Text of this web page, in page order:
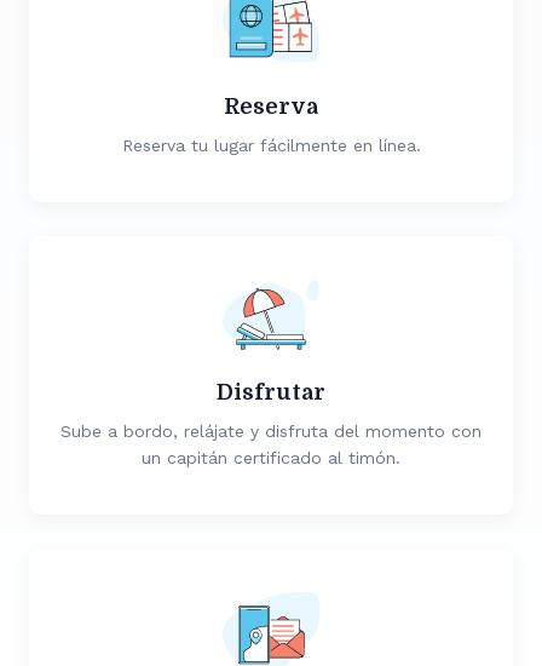
Reserva
Reserva tu lugar fácilmente en línea.
Disfrutar
Sube a bordo, relájate y disfruta del momento con
un capitán certificado al timón.